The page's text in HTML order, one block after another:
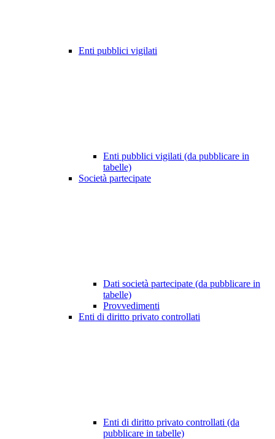
Enti pubblici vigilati
Enti pubblici vigilati (da pubblicare in
tabelle)
Società partecipate
Dati società partecipate (da pubblicare in
tabelle)
Provvedimenti
Enti di diritto privato controllati
Enti di diritto privato controllati (da
pubblicare in tabelle)